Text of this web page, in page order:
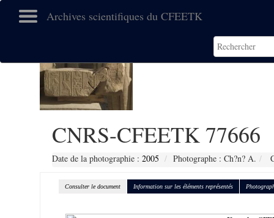
Archives scientifiques du CFEETK
CNRS-CFEETK 77666
Date de la photographie : 2005 Photographe : Ch?n? A.
Consulter le document Information sur les éléments représentés